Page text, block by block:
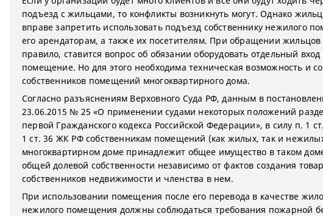
подъезд с жильцами, то конфликты возникнуть могут. Однако
вправе запретить использовать подъезд собственнику нежилого
его арендаторам, а также их посетителям. При обращении жильцов
правило, ставится вопрос об обязании оборудовать отдельный
помещение. Но для этого необходима техническая возможность и
собственников помещений многоквартирного дома.
Согласно разъяснениям Верховного Суда РФ, данным в
23.06.2015 № 25 «О применении судами некоторых положений
первой Гражданского кодекса Российской Федерации», в силу п. 1
1 ст. 36 ЖК РФ собственникам помещений (как жилых, так и
многоквартирном доме принадлежит общее имущество в таком
общей долевой собственности независимо от фактов создания
собственников недвижимости и членства в нем.
При использовании помещения после его перевода в качестве
нежилого помещения должны соблюдаться требования пожарной